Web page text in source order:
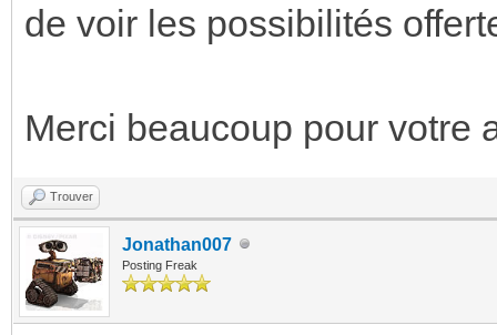
de voir les possibilités
Merci beaucoup pour votre
Trouver
Jonathan007
Posting Freak